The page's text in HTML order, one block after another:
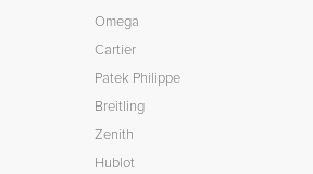
Omega
Cartier
Patek Philippe
Breitling
Zenith
Hublot